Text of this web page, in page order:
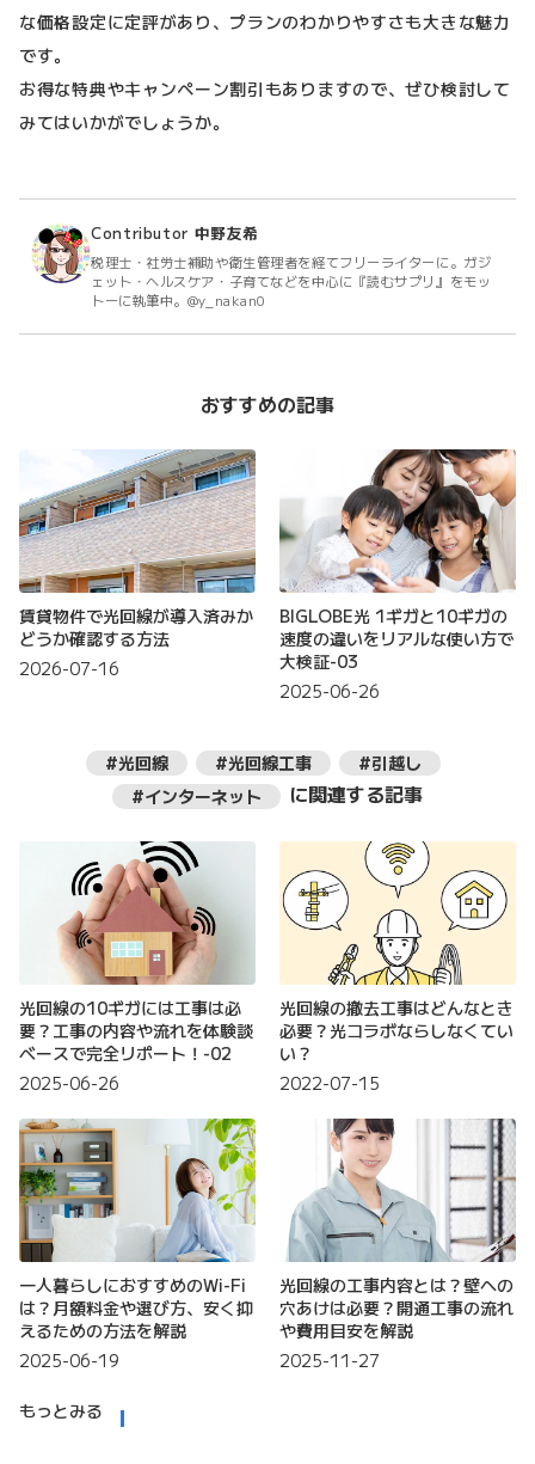
な価格設定に定評があり、プランのわかりやすさも大きな魅力
です。
お得な特典やキャンペーン割引もありますので、ぜひ検討して
みてはいかがでしょうか。
Contributor 中野友希
税理士・社労士補助や衛生管理者を経てフリーライターに。ガジ
ェット・ヘルスケア・子育てなどを中心に『読むサプリ』をモッ
トーに執筆中。@y_nakan0
おすすめの記事
賃貸物件で光回線が導入済みか
どうか確認する方法
2026-07-16
BIGLOBE光 1ギガと10ギガの
速度の違いをリアルな使い方で
大検証-03
2025-06-26
#光回線 #光回線工事
#引越し
#インターネット
に関連する記事
光回線の10ギガには工事は必
要？工事の内容や流れを体験談
ベースで完全リポート！-02
2025-06-26
光回線の撤去工事はどんなとき
必要？光コラボならしなくてい
い？
2022-07-15
一人暮らしにおすすめのWi-Fi
は？月額料金や選び方、安く抑
えるための方法を解説
2025-06-19
光回線の工事内容とは？壁への
穴あけは必要？開通工事の流れ
や費用目安を解説
2025-11-27
もっとみる